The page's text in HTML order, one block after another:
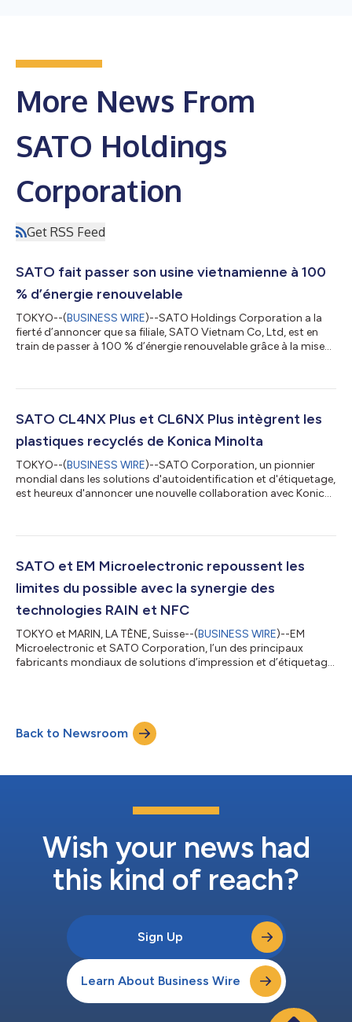
More News From
SATO Holdings
Corporation
Get RSS Feed
SATO fait passer son usine vietnamienne à 100
% d’énergie renouvelable
TOKYO--(BUSINESS WIRE)--SATO Holdings Corporation a la
fierté d’annoncer que sa filiale, SATO Vietnam Co, Ltd, est en
train de passer à 100 % d’énergie renouvelable grâce à la mise
renouvelable). SATO Vietnam est l’un des principaux centres de
étiqueteuses manuelles qui sont expédiées dans le monde
SATO CL4NX Plus et CL6NX Plus intègrent les
plastiques recyclés de Konica Minolta
TOKYO--(BUSINESS WIRE)--SATO Corporation, un pionnier
mondial dans les solutions d'autoidentification et d'étiquetage,
est heureux d'annoncer une nouvelle collaboration avec Konica
plastiques recyclés que Konica Minolta a développé pour ses
SATO fabriquées à partir de matériaux recyclés seront bientôt
SATO et EM Microelectronic repoussent les
limites du possible avec la synergie des
technologies RAIN et NFC
TOKYO et MARIN, LA TÈNE, Suisse--(BUSINESS WIRE)--EM
Microelectronic et SATO Corporation, l’un des principaux
fabricants mondiaux de solutions d’impression et d’étiquetage,
détail, la santé et les applications industrielles intelligentes,
peuvent maintenant imprimer et encoder les étiquettes RAINFC
em|echo-V en mode natif...
Back to Newsroom
Wish your news had
this kind of reach?
Sign Up
Learn About Business Wire